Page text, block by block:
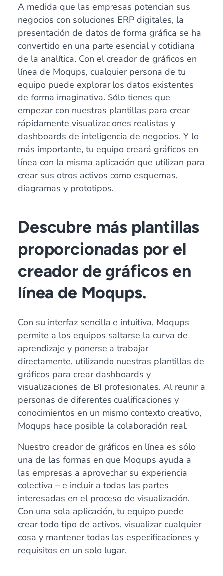
A medida que las empresas potencian sus
negocios con soluciones ERP digitales, la
presentación de datos de forma gráfica se ha
convertido en una parte esencial y cotidiana
de la analítica. Con el creador de gráficos en
línea de Moqups, cualquier persona de tu
equipo puede explorar los datos existentes
de forma imaginativa. Sólo tienes que
empezar con nuestras plantillas para crear
rápidamente visualizaciones realistas y
dashboards de inteligencia de negocios. Y lo
más importante, tu equipo creará gráficos en
línea con la misma aplicación que utilizan para
crear sus otros activos como esquemas,
diagramas y prototipos.
Descubre más plantillas
proporcionadas por el
creador de gráficos en
línea de Moqups.
Con su interfaz sencilla e intuitiva, Moqups
permite a los equipos saltarse la curva de
aprendizaje y ponerse a trabajar
directamente, utilizando nuestras plantillas de
gráficos para crear dashboards y
visualizaciones de BI profesionales. Al reunir a
personas de diferentes cualificaciones y
conocimientos en un mismo contexto creativo,
Moqups hace posible la colaboración real.
Nuestro creador de gráficos en línea es sólo
una de las formas en que Moqups ayuda a
las empresas a aprovechar su experiencia
colectiva – e incluir a todas las partes
interesadas en el proceso de visualización.
Con una sola aplicación, tu equipo puede
crear todo tipo de activos, visualizar cualquier
cosa y mantener todas las especificaciones y
requisitos en un solo lugar.